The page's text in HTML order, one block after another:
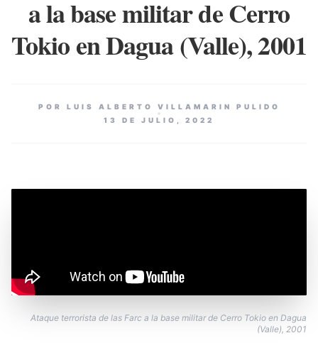
a la base militar de Cerro
Tokio en Dagua (Valle), 2001
POR LUIS ALBERTO VILLAMARIN PULIDO
13 DE JULIO, 2022
Ataque terrorista de las Farc a la base militar de Cerro Tokio en Dagua
(Valle), 2001